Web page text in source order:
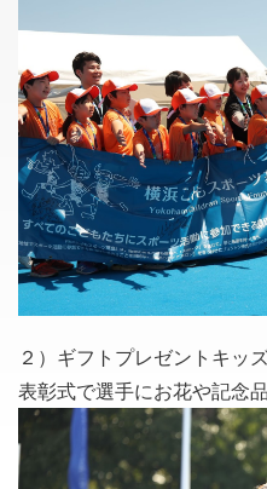
２）ギフトプレゼントキッ
表彰式で選手にお花や記念